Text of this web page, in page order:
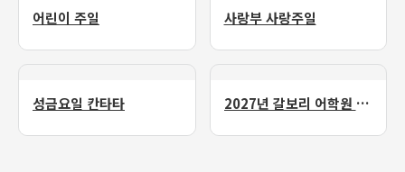
어린이 주일 사랑부 사랑주일
성금요일 칸타타 2027년 갈보리 어학원 유치부 신입생 모집